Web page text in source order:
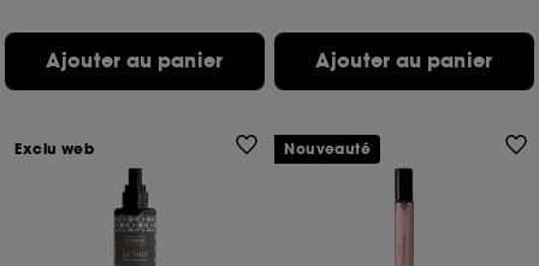
Ajouter au panier Ajouter au panier
Exclu web Nouveauté